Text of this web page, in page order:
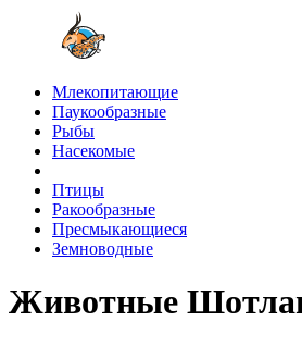
Млекопитающие
Паукообразные
Рыбы
Насекомые
Птицы
Ракообразные
Пресмыкающиеся
Земноводные
Животные